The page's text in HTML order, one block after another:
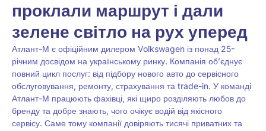
проклали маршрут і дали
зелене світло на рух уперед
Атлант-М є офіційним дилером Volkswagen із понад 25-
річним досвідом на українському ринку. Компанія об’єднує
повний цикл послуг: від підбору нового авто до сервісного
обслуговування, ремонту, страхування та trade-in. У команді
Атлант-М працюють фахівці, які щиро розділяють любов до
бренду та добре знають, чого очікує водій від якісного
сервісу. Саме тому компанії довіряють тисячі приватних та